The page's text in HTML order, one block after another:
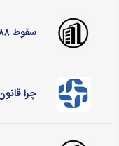
سقوط ۸۸ درصدی آگهی‌های شغلی در تهران
چرا